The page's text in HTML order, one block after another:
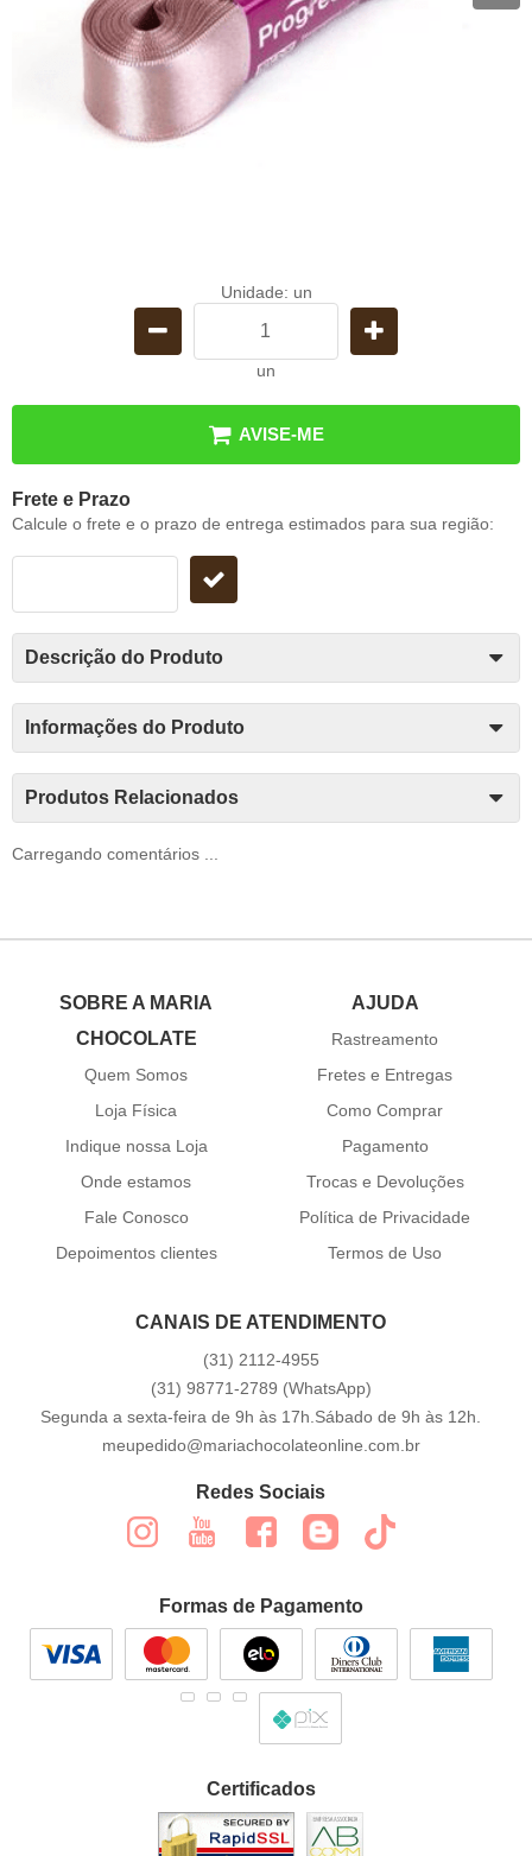
Unidade: un
un
AVISE-ME
Frete e Prazo
Calcule o frete e o prazo de entrega estimados para sua região:
Descrição do Produto
Informações do Produto
Produtos Relacionados
Carregando comentários ...
SOBRE A MARIA
CHOCOLATE
Quem Somos
Loja Física
Indique nossa Loja
Onde estamos
Fale Conosco
Depoimentos clientes
AJUDA
Rastreamento
Fretes e Entregas
Como Comprar
Pagamento
Trocas e Devoluções
Política de Privacidade
Termos de Uso
CANAIS DE ATENDIMENTO
(31) 2112-4955
(31) 98771-2789 (WhatsApp)
Segunda a sexta-feira de 9h às 17h.Sábado de 9h às 12h.
meupedido@mariachocolateonline.com.br
Redes Sociais
Formas de Pagamento
Certificados